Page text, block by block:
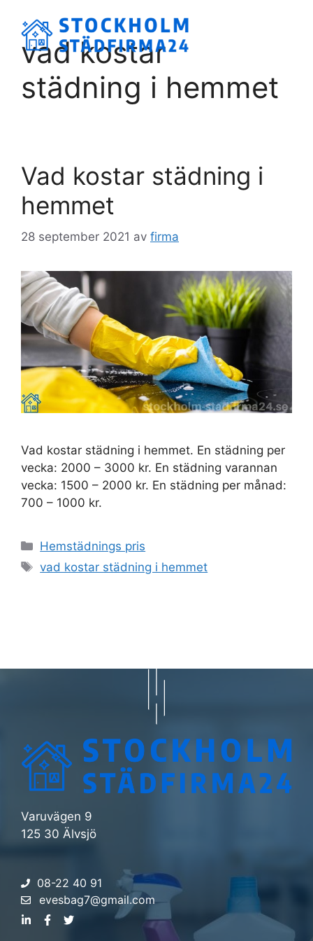
innehållvad kostar
städning i hemmet
Vad kostar städning i
hemmet
28 september 2021 av firma
Vad kostar städning i hemmet. En städning per
vecka: 2000 – 3000 kr. En städning varannan
vecka: 1500 – 2000 kr. En städning per månad:
700 – 1000 kr.
Kategorier
Hemstädnings pris
Etiketter
vad kostar städning i hemmet
Varuvägen 9
125 30 Älvsjö
08-22 40 91
evesbag7@gmail.com